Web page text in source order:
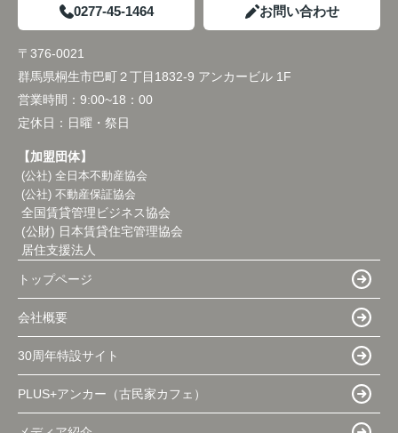
0277-45-1464 お問い合わせ
〒376-0021
群馬県桐生市巴町２丁目1832-9 アンカービル 1F
営業時間： 9:00~18：00
定休日： 日曜・祭日
【加盟団体】
(公社) 全日本不動産協会
(公社) 不動産保証協会
全国賃貸管理ビジネス協会
(公財) 日本賃貸住宅管理協会
居住支援法人
トップページ
会社概要
30周年特設サイト
PLUS+アンカー（古民家カフェ）